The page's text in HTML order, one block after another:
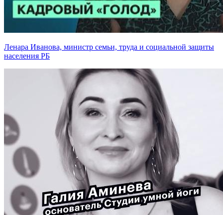
Ленара Иванова, министр семьи, труда и социальной защиты
населения РБ